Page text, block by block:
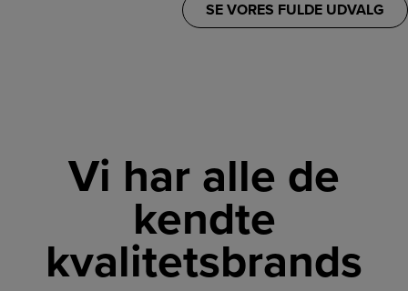
SE VORES FULDE UDVALG
Vi har alle de
kendte
kvalitetsbrands